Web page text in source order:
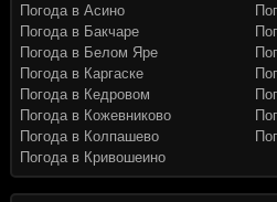
Погода в Асино
Погода в Бакчаре
Погода в Белом Яре
Погода в Каргаске
Погода в Кедровом
Погода в Кожевниково
Погода в Колпашево
Погода в Кривошеино